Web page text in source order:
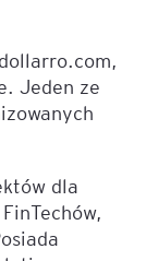
Jeden ze
dla